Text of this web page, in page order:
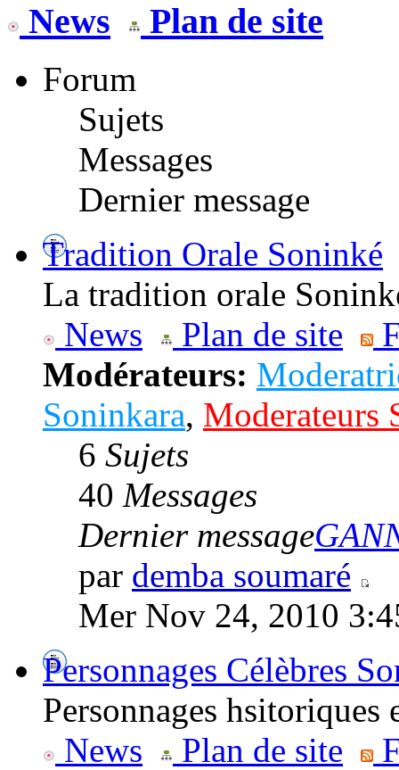
News Plan de site
Forum
Sujets
Messages
Dernier message
Tradition Orale Soninké
La tradition orale
News
Plan de site
Modérateurs:
Soninkara, Moderateurs
6 Sujets
40 Messages
Dernier message
par demba soumaré
Mer Nov 24, 2010
Personnages Célèbres
Personnages hsitoriques
News
Plan de site